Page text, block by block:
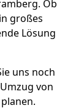
Ob
großes
Lösung
uns noch
von